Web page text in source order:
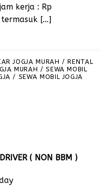
kerja : Rp
[…]
JOGJA MURAH / RENTAL
MURAH / SEWA MOBIL
/ SEWA MOBIL JOGJA
( NON BBM )